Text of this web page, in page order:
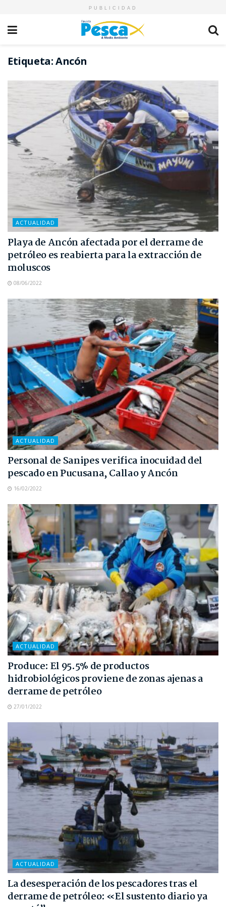
PUBLICIDAD
Etiqueta:Ancón
ACTUALIDAD
Playa de Ancón afectada por el derrame de
petróleo es reabierta para la extracción de
moluscos
08/06/2022
ACTUALIDAD
Personal de Sanipes verifica inocuidad del
pescado en Pucusana, Callao y Ancón
16/02/2022
ACTUALIDAD
Produce: El 95.5% de productos
hidrobiológicos proviene de zonas ajenas a
derrame de petróleo
27/01/2022
ACTUALIDAD
La desesperación de los pescadores tras el
derrame de petróleo: «El sustento diario ya